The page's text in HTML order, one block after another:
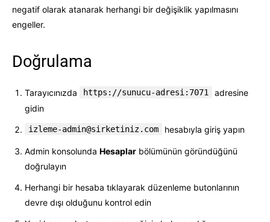
negatif olarak atanarak herhangi bir değişiklik yapılmasını
engeller.
Doğrulama
Tarayıcınızda https://sunucu-adresi:7071
adresine
gidin
izleme-admin@sirketiniz.com hesabıyla giriş yapın
Admin konsolunda Hesaplar bölümünün göründüğünü
doğrulayın
Herhangi bir hesaba tıklayarak düzenleme butonlarının
devre dışı olduğunu kontrol edin